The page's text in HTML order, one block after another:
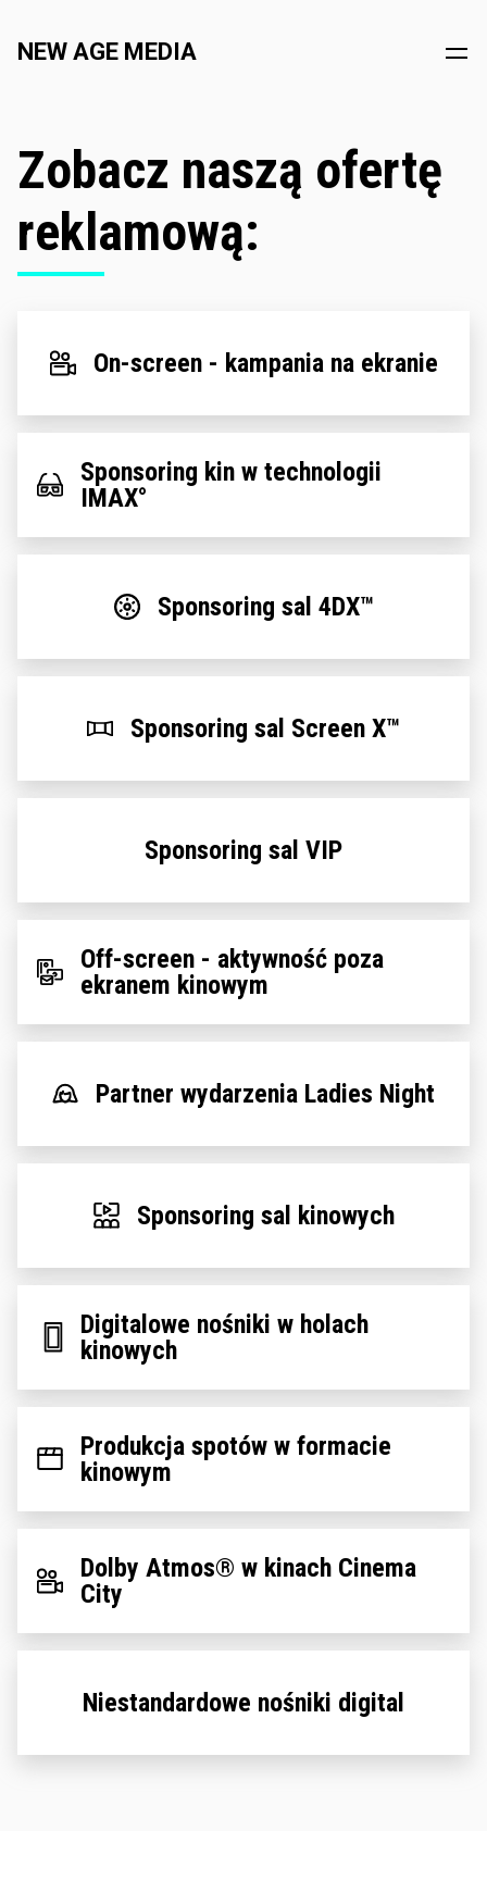
NEW AGE MEDIA
Zobacz naszą ofertę
reklamową:
On-screen - kampania na ekranie
Sponsoring kin w technologii
IMAX°
Sponsoring sal 4DX™
Sponsoring sal Screen X™
Sponsoring sal VIP
Off-screen - aktywność poza
ekranem kinowym
Partner wydarzenia Ladies Night
Sponsoring sal kinowych
Digitalowe nośniki w holach
kinowych
Produkcja spotów w formacie
kinowym
Dolby Atmos® w kinach Cinema
City
Niestandardowe nośniki digital